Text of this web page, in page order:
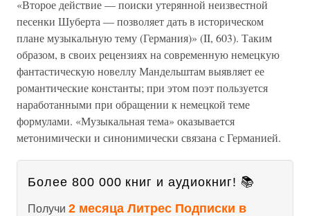
«Второе действие — поиски утерянной неизвестной
песенки Шуберта — позволяет дать в историческом
плане музыкальную тему (Германия)» (II, 603). Таким
образом, в своих рецензиях на современную немецкую
фантастическую новеллу Мандельштам выявляет ее
романтические константы; при этом поэт пользуется
наработанными при обращении к немецкой теме
формулами. «Музыкальная тема» оказывается
метонимически и синонимически связана с Германией.
Более 800 000 книг и аудиокниг! 📚
Получи 2 месяца Литрес Подписки в